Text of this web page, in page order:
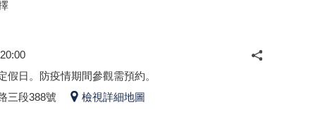
假日。防疫情期間參觀需預約。
三段388號
檢視詳細地圖